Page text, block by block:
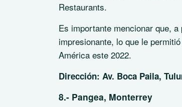
Restaurants.
Es importante mencionar que,
impresionante, lo que le
América este 2022.
Dirección: Av. Boca Paila,
8.- Pangea, Monterrey